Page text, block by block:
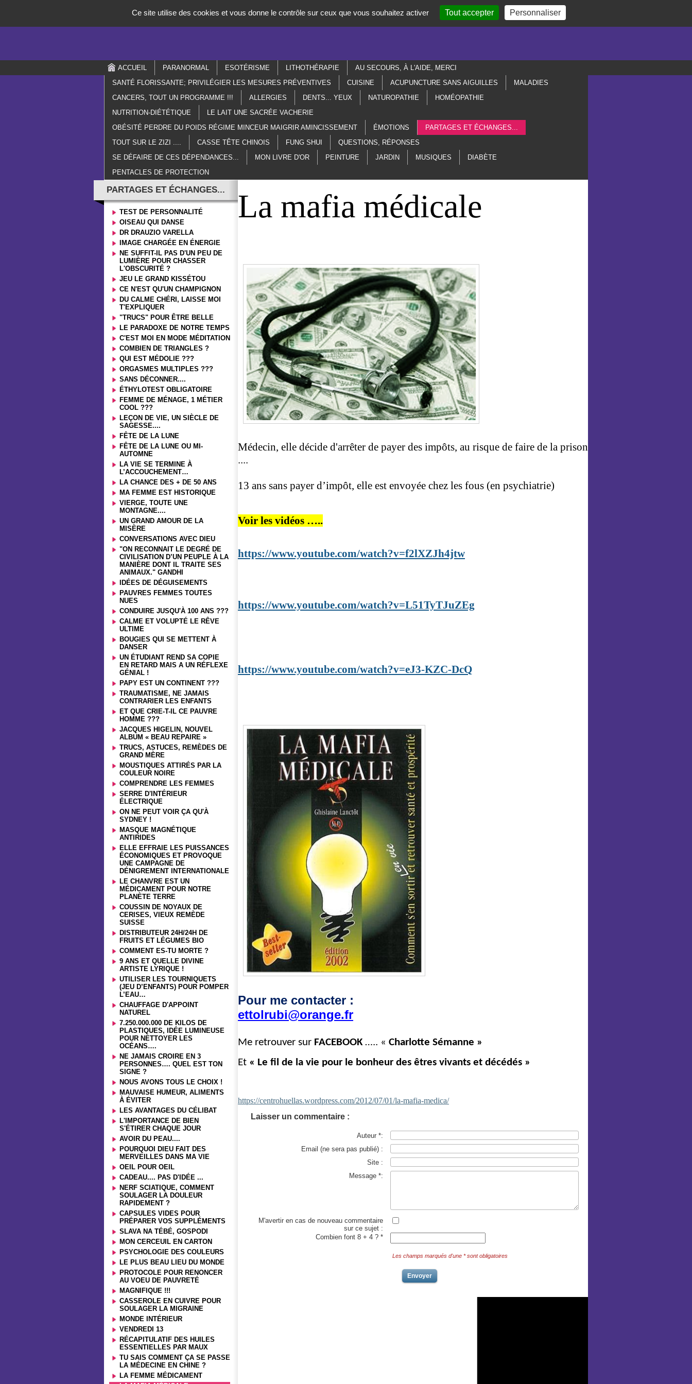
ACCUEIL PARANORMAL ESOTÉRISME LITHOTHÉRAPIE
AU SECOURS, À L'AIDE, MERCI
SANTÉ FLORISSANTE; PRIVILÉGIER LES MESURES PRÉVENTIVES
CUISINE ACUPUNCTURE SANS AIGUILLES
MALADIES
CANCERS, TOUT UN PROGRAMME !!!
ALLERGIES DENTS... YEUX NATUROPATHIE
HOMÉOPATHIE
NUTRITION-DIÉTÉTIQUE
LE LAIT UNE SACRÉE VACHERIE
OBÉSITÉ PERDRE DU POIDS RÉGIME MINCEUR MAIGRIR AMINCISSEMENT
ÉMOTIONS
PARTAGES ET ÉCHANGES...
TOUT SUR LE ZIZI ....
CASSE TÊTE CHINOIS FUNG SHUI
QUESTIONS, RÉPONSES
SE DÉFAIRE DE CES DÉPENDANCES...
MON LIVRE D'OR PEINTURE JARDIN MUSIQUES
DIABÈTE
PENTACLES DE PROTECTION
PARTAGES ET ÉCHANGES...
TEST DE PERSONNALITÉ
OISEAU QUI DANSE
DR DRAUZIO VARELLA
IMAGE CHARGÉE EN ÉNERGIE
NE SUFFIT-IL PAS D'UN PEU DE
LUMIÈRE POUR CHASSER
L'OBSCURITÉ ?
JEU LE GRAND KISSÉTOU
CE N'EST QU'UN CHAMPIGNON
DU CALME CHÉRI, LAISSE MOI
T'EXPLIQUER
"TRUCS" POUR ÊTRE BELLE
LE PARADOXE DE NOTRE TEMPS
C'EST MOI EN MODE MÉDITATION
COMBIEN DE TRIANGLES ?
QUI EST MÉDOLIE ???
ORGASMES MULTIPLES ???
SANS DÉCONNER....
ÉTHYLOTEST OBLIGATOIRE
FEMME DE MÉNAGE, 1 MÉTIER
COOL ???
LEÇON DE VIE, UN SIÈCLE DE
SAGESSE....
FÊTE DE LA LUNE
FÊTE DE LA LUNE OU MI-
AUTOMNE
LA VIE SE TERMINE À
L’ACCOUCHEMENT…
LA CHANCE DES + DE 50 ANS
MA FEMME EST HISTORIQUE
VIERGE, TOUTE UNE
MONTAGNE....
UN GRAND AMOUR DE LA
MISÈRE
CONVERSATIONS AVEC DIEU
"ON RECONNAIT LE DEGRÉ DE
CIVILISATION D’UN PEUPLE À LA
MANIÈRE DONT IL TRAITE SES
ANIMAUX." GANDHI
IDÉES DE DÉGUISEMENTS
PAUVRES FEMMES TOUTES
NUES
CONDUIRE JUSQU'À 100 ANS ???
CALME ET VOLUPTÉ LE RÊVE
ULTIME
BOUGIES QUI SE METTENT À
DANSER
UN ÉTUDIANT REND SA COPIE
EN RETARD MAIS A UN RÉFLEXE
GÉNIAL !
PAPY EST UN CONTINENT ???
TRAUMATISME, NE JAMAIS
CONTRARIER LES ENFANTS
ET QUE CRIE-T-IL CE PAUVRE
HOMME ???
JACQUES HIGELIN, NOUVEL
ALBUM « BEAU REPAIRE »
TRUCS, ASTUCES, REMÈDES DE
GRAND MÈRE
MOUSTIQUES ATTIRÉS PAR LA
COULEUR NOIRE
COMPRENDRE LES FEMMES
SERRE D'INTÉRIEUR
ÉLECTRIQUE
ON NE PEUT VOIR ÇA QU'À
SYDNEY !
MASQUE MAGNÉTIQUE
ANTIRIDES
ELLE EFFRAIE LES PUISSANCES
ÉCONOMIQUES ET PROVOQUE
UNE CAMPAGNE DE
DÉNIGREMENT INTERNATIONALE
LE CHANVRE EST UN
MÉDICAMENT POUR NOTRE
PLANÈTE TERRE
COUSSIN DE NOYAUX DE
CERISES, VIEUX REMÈDE
SUISSE
DISTRIBUTEUR 24H/24H DE
FRUITS ET LÉGUMES BIO
COMMENT ES-TU MORTE ?
9 ANS ET QUELLE DIVINE
ARTISTE LYRIQUE !
UTILISER LES TOURNIQUETS
(JEU D’ENFANTS) POUR POMPER
L’EAU…
CHAUFFAGE D'APPOINT
NATUREL
7.250.000.000 DE KILOS DE
PLASTIQUES, IDÉE LUMINEUSE
POUR NETTOYER LES
OCÉANS….
NE JAMAIS CROIRE EN 3
PERSONNES…. QUEL EST TON
SIGNE ?
NOUS AVONS TOUS LE CHOIX !
MAUVAISE HUMEUR, ALIMENTS
À ÉVITER
LES AVANTAGES DU CÉLIBAT
L'IMPORTANCE DE BIEN
S'ÉTIRER CHAQUE JOUR
AVOIR DU PEAU....
POURQUOI DIEU FAIT DES
MERVEILLES DANS MA VIE
OEIL POUR OEIL
CADEAU.... PAS D'IDÉE ...
NERF SCIATIQUE, COMMENT
SOULAGER LA DOULEUR
RAPIDEMENT ?
CAPSULES VIDES POUR
PRÉPARER VOS SUPPLÉMENTS
SLAVA NA TÉBÉ, GOSPODI
MON CERCEUIL EN CARTON
PSYCHOLOGIE DES COULEURS
LE PLUS BEAU LIEU DU MONDE
PROTOCOLE POUR RENONCER
AU VOEU DE PAUVRETÉ
MAGNIFIQUE !!!
CASSEROLE EN CUIVRE POUR
SOULAGER LA MIGRAINE
MONDE INTÉRIEUR
VENDREDI 13
RÉCAPITULATIF DES HUILES
ESSENTIELLES PAR MAUX
TU SAIS COMMENT ÇA SE PASSE
LA MÉDECINE EN CHINE ?
LA FEMME MÉDICAMENT
La mafia médicale
Médecin, elle décide d'arrêter de payer des impôts, au risque de faire de la prison
....
13 ans sans payer d’impôt, elle est envoyée chez les fous (en psychiatrie)
Voir les vidéos …..
https://www.youtube.com/watch?v=f2lXZJh4jtw
https://www.youtube.com/watch?v=L51TyTJuZEg
https://www.youtube.com/watch?v=eJ3-KZC-DcQ
Pour me contacter :
ettolrubi@orange.fr
Me retrouver sur FACEBOOK….. « Charlotte Sémanne »
Et « Le fil de la vie pour le bonheur des êtres vivants et décédés »
https://centrohuellas.wordpress.com/2012/07/01/la-mafia-medica/
Laisser un commentaire :
Auteur *:
Email (ne sera pas publié) :
Site :
Message *:
M'avertir en cas de nouveau commentaire
sur ce sujet :
Combien font 8 + 4 ? *
Les champs marqués d'une * sont obligatoires
Ce site utilise des cookies et vous donne le contrôle sur ceux que vous souhaitez activer Tout accepter Personnaliser